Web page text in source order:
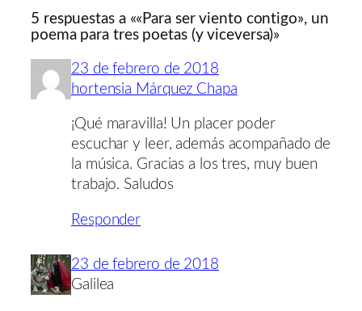
5 respuestas a ««Para ser viento contigo», un
poema para tres poetas (y viceversa)»
23 de febrero de 2018
hortensia Márquez Chapa
¡Qué maravilla! Un placer poder
escuchar y leer, además acompañado de
la música. Gracias a los tres, muy buen
trabajo. Saludos
Responder
23 de febrero de 2018
Galilea